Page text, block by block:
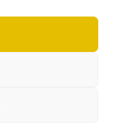
l’azione
del